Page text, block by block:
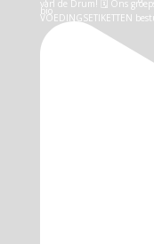
VOEDINGSETIKETTEN